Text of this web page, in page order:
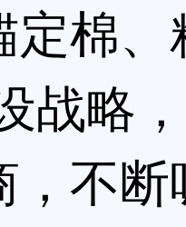
定棉、
战略
，不